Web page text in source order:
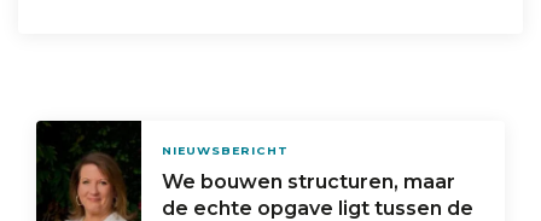
NIEUWSBERICHT
We bouwen structuren, maar
de echte opgave ligt tussen de